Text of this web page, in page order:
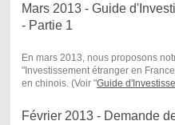
Mars 2013 - Guide
- Partie 1
En mars 2013, nous proposons
"Investissement étranger en
en chinois. (Voir "Guide
Février 2013 - Demande